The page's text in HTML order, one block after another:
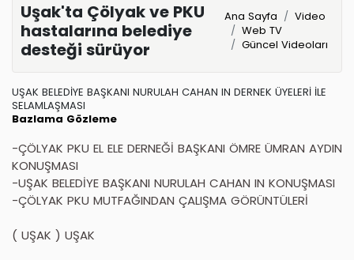
Uşak'ta Çölyak ve PKU
hastalarına belediye
desteği sürüyor
Ana Sayfa
Video
Web TV
Güncel Videoları
UŞAK BELEDİYE BAŞKANI NURULAH CAHAN IN DERNEK ÜYELERİ İLE
SELAMLAŞMASI
Bazlama Gözleme
-ÇÖLYAK PKU EL ELE DERNEĞİ BAŞKANI ÖMRE ÜMRAN AYDIN
KONUŞMASI
-UŞAK BELEDİYE BAŞKANI NURULAH CAHAN IN KONUŞMASI
-ÇÖLYAK PKU MUTFAĞINDAN ÇALIŞMA GÖRÜNTÜLERİ
( UŞAK ) UŞAK